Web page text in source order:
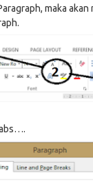
maka